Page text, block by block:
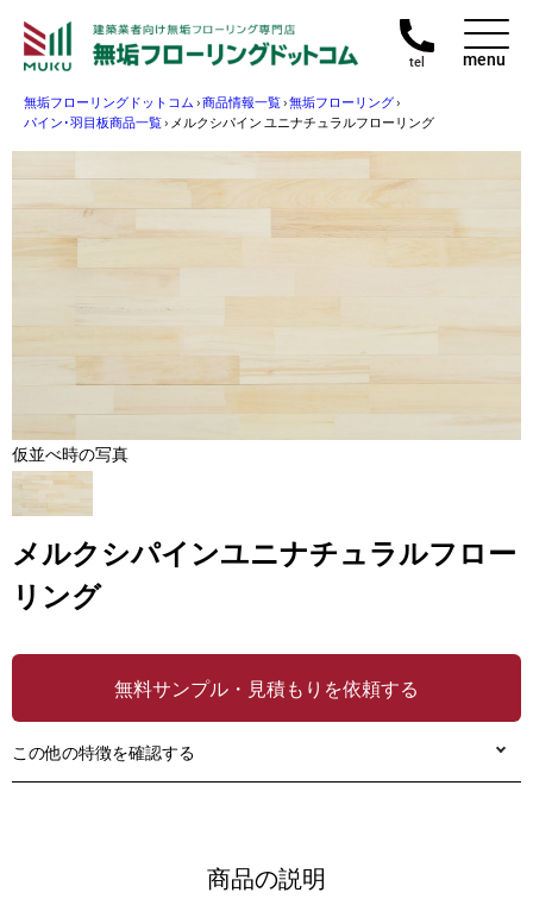
tel menu
無垢フローリングドットコム›商品情報一覧›無垢フローリング›
パイン･羽目板商品一覧›メルクシパイン ユニナチュラルフローリング
仮並べ時の写真
メルクシパインユニナチュラルフロー
リング
無料サンプル・見積もりを依頼する
この他の特徴を確認する
商品の説明